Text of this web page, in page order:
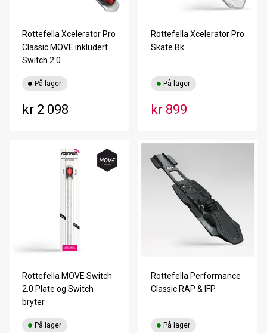
Rottefella Xcelerator Pro
Classic MOVE inkludert
Switch 2.0
kr 2 098
På lager
Rottefella Xcelerator Pro
Skate Bk
kr 899
På lager
Rottefella MOVE Switch
2.0 Plate og Switch
bryter
På lager
Rottefella Performance
Classic RAP & IFP
På lager